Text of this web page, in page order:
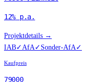
12%p.a.
Projektdetails →
IAB✓AfA✓Sonder-AfA✓
Kaufpreis
79000